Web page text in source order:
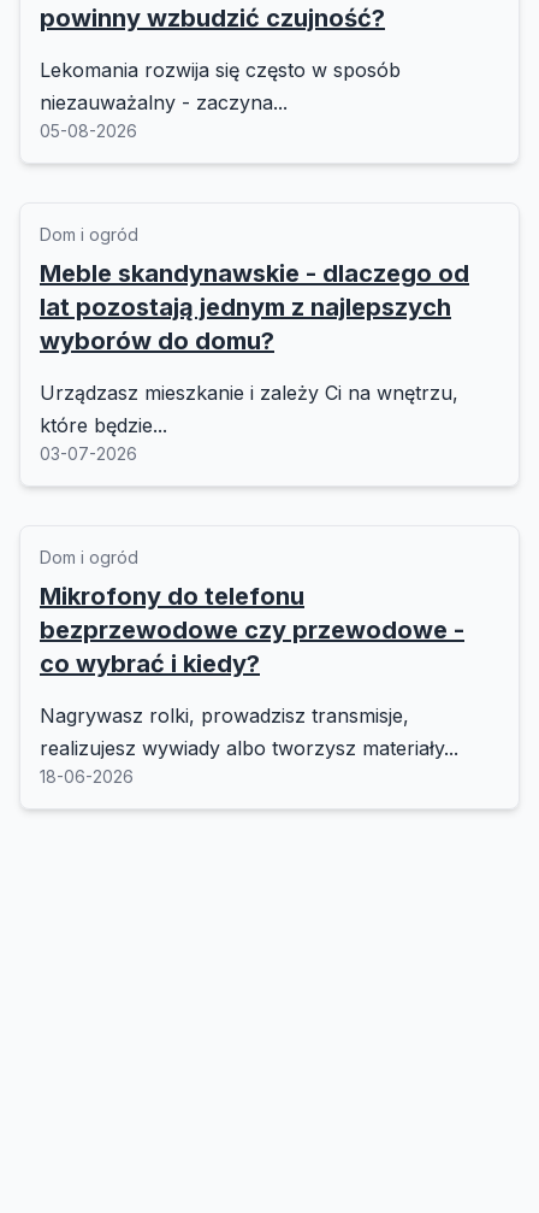
powinny wzbudzić czujność?
Lekomania rozwija się często w sposób
niezauważalny - zaczyna...
05-08-2026
Dom i ogród
Meble skandynawskie - dlaczego od
lat pozostają jednym z najlepszych
wyborów do domu?
Urządzasz mieszkanie i zależy Ci na wnętrzu,
które będzie...
03-07-2026
Dom i ogród
Mikrofony do telefonu
bezprzewodowe czy przewodowe -
co wybrać i kiedy?
Nagrywasz rolki, prowadzisz transmisje,
realizujesz wywiady albo tworzysz materiały...
18-06-2026